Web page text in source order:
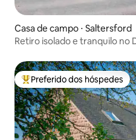
Casa de campo ⋅ Saltersford
Retiro isolado e tranquilo no
Entre os melhores
Preferido dos hóspedes